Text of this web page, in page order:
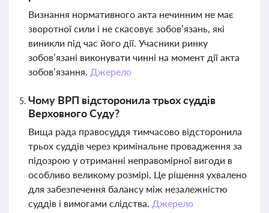
Визнання нормативного акта нечинним не має
зворотної сили і не скасовує зобов’язань, які
виникли під час його дії. Учасники ринку
зобов’язані виконувати чинні на момент дії акта
зобов’язання. Джерело
Чому ВРП відсторонила трьох суддів
Верховного Суду?
Вища рада правосуддя тимчасово відсторонила
трьох суддів через кримінальне провадження за
підозрою у отриманні неправомірної вигоди в
особливо великому розмірі. Це рішення ухвалено
для забезпечення балансу між незалежністю
суддів і вимогами слідства. Джерело